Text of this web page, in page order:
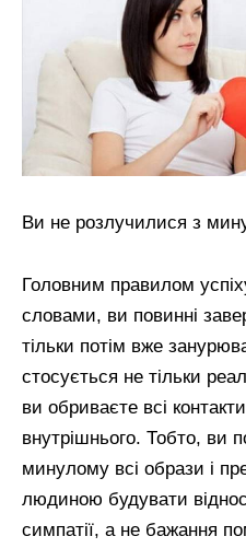
Ви не розлучилися з
Головним правилом
словами, ви повинні
тільки потім вже
стосується не тільки
ви обриваєте всі
внутрішнього. Тобто, ви
минулому всі образи і
людиною будувати
симпатії, а не бажання